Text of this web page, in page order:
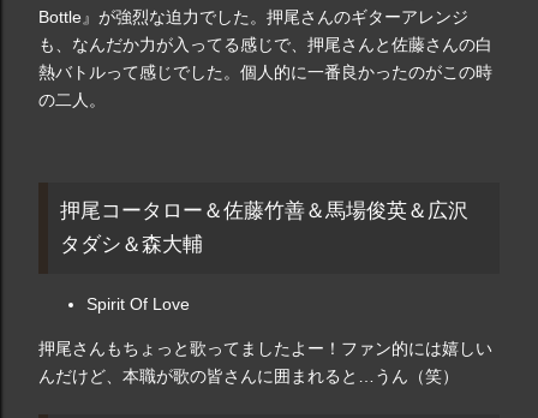
Bottle』が強烈な迫力でした。押尾さんのギターアレンジ
も、なんだか力が入ってる感じで、押尾さんと佐藤さんの白
熱バトルって感じでした。個人的に一番良かったのがこの時
の二人。
押尾コータロー＆佐藤竹善＆馬場俊英＆広沢
タダシ＆森大輔
Spirit Of Love
押尾さんもちょっと歌ってましたよー！ファン的には嬉しい
んだけど、本職が歌の皆さんに囲まれると…うん（笑）